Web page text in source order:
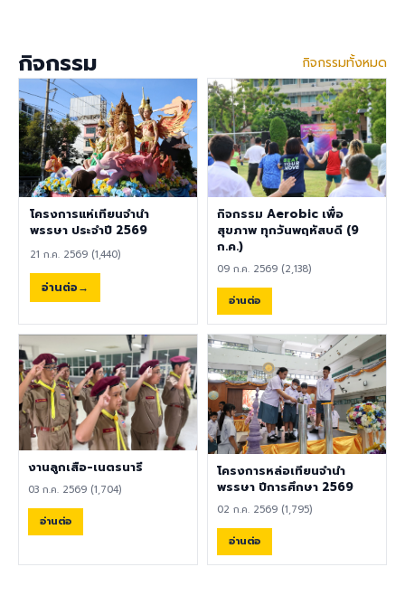
เดือน 30,000 – 40,000
บาท เงินช่วยเหลือค่าที่พัก
6,500 บาท/เดือน สวัสดิการ
การต่ออายุ Visa และ Work
Permit ประกันสุขภาพเอกชน
คุณสมบัติประจำตำแหน่ง สำเร็จ
การศึกษาระดับปริญญาตรี ใน
สาขาวิชาคณิตศาสตร์ ภาษา
อังกฤษ วิทยาศาสตร์
สังคมศึกษา สุขศึกษา/
พลศึกษา ศิลปะ หรือสาขาอื่นที่
เป็นภาษาแม่ (Native English
Speaker) หรือหากไม่ใช่เจ้าของ
ภาษาอังกฤษ TOEIC ไม่ต่ำกว่า
785 คะแนน หากมีประสบการณ์
ด้านการจัดการเรียนการสอนจะ
ได้รับการพิจารณาเป็นพิเศษ
เอกสารประกอบการสมัครและ
การติดต่อ ผู้สนใจสามารถส่ง
ประวัติส่วนตัว (CV), สำเนา
หนังสือเดินทาง (Passport),
สำเนาใบปริญญาบัตร, เอกสาร
รับรองอื่น ๆ ที่เกี่ยวข้อง พร้อม
ทั้งวิดีโอแนะนำตัวสั้น ๆ (Short
Introduction Video) ได้ที่
กิจกรรม กิจกรรมทั้งหมด
โครงการแห่เทียนจำนำ
พรรษา ประจำปี 2569
21 ก.ค. 2569 (1,440)
อ่านต่อ
กิจกรรม Aerobic เพื่อ
สุขภาพ ทุกวันพฤหัสบดี (9
ก.ค.)
09 ก.ค. 2569 (2,138)
อ่านต่อ
งานลูกเสือ-เนตรนารี
03 ก.ค. 2569 (1,704)
อ่านต่อ
โครงการหล่อเทียนจำนำ
พรรษา ปีการศึกษา 2569
02 ก.ค. 2569 (1,795)
อ่านต่อ